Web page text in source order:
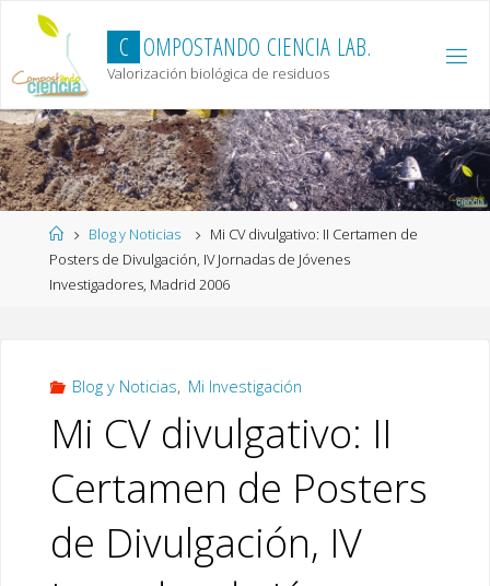
content
C OMPOSTANDO CIENCIA LAB.
Valorización biológica de residuos
HomeBlog y Noticias
Mi CV divulgativo: II Certamen de
Posters de Divulgación, IV Jornadas de Jóvenes
Investigadores, Madrid 2006
Blog y Noticias, Mi Investigación
Mi CV divulgativo: II
Certamen de Posters
de Divulgación, IV